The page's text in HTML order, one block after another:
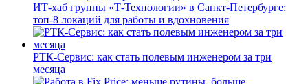
ИТ-хаб группы «Т-Технологии» в Санкт-Петербурге:
топ-8 локаций для работы и вдохновения
РТК-Сервис: как стать полевым инженером за три
месяца